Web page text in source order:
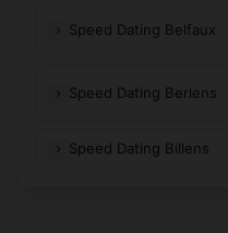
Speed Dating Belfaux
Speed Dating Berlens
Speed Dating Billens